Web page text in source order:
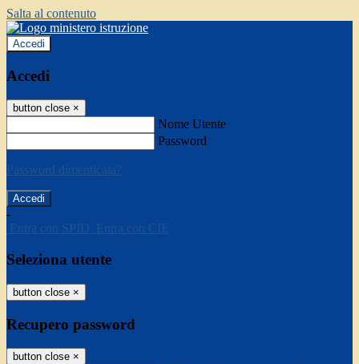
Salta al contenuto
Accedi
Accedi
button close ×
Nome Utente
Password
Password dimenticata?
-
Entra con SPID
Entra con CIE
Seleziona utente
button close ×
Recupero password
button close ×